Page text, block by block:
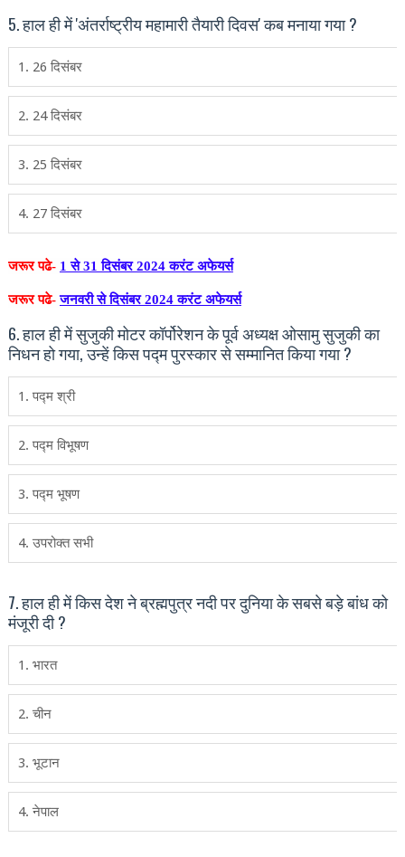
5. हाल ही में 'अंतर्राष्ट्रीय महामारी तैयारी दिवस' कब मनाया गया ?
1. 26 दिसंबर
2. 24 दिसंबर
3. 25 दिसंबर
4. 27 दिसंबर
जरूर पढे- 1 से 31 दिसंबर 2024 करंट अफेयर्स
जरूर पढे-जनवरी से दिसंबर 2024 करंट अफेयर्स
6. हाल ही में सुजुकी मोटर कॉर्पोरेशन के पूर्व अध्‍यक्ष ओसामु सुजुकी का
निधन हो गया, उन्‍हें किस पद्म पुरस्‍कार से सम्‍मानित किया गया ?
1. पद्म श्री
2. पद्म विभूषण
3. पद्म भूषण
4. उपरोक्‍त सभी
7. हाल ही में किस देश ने ब्रह्मपुत्र नदी पर दुनिया के सबसे बड़े बांध को
मंजूरी दी ?
1. भारत
2. चीन
3. भूटान
4. नेपाल